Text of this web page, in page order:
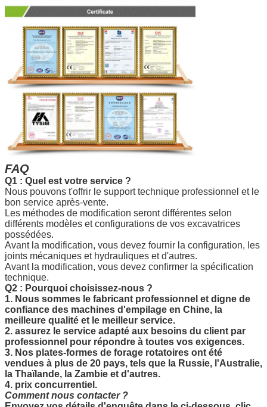
FAQ
Q1 : Quel est votre service ?
Nous pouvons t'offrir le support technique professionnel et le
bon service après-vente.
Les méthodes de modification seront différentes selon
différents modèles et configurations de vos excavatrices
possédées.
Avant la modification, vous devez fournir la configuration, les
joints mécaniques et hydrauliques et d'autres.
Avant la modification, vous devez confirmer la spécification
technique.
Q2 : Pourquoi choisissez-nous ?
1. Nous sommes le fabricant professionnel et digne de
confiance des machines d'empilage en Chine, la
meilleure qualité et le meilleur service.
2. assurez le service adapté aux besoins du client par
professionnel pour répondre à toutes vos exigences.
3. Nos plates-formes de forage rotatoires ont été
vendues à plus de 20 pays, tels que la Russie, l'Australie,
la Thaïlande, la Zambie et d'autres.
4. prix concurrentiel.
Comment nous contacter ?